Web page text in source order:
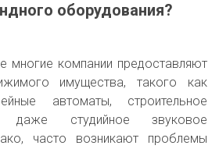
оборудования?
многие компании предоставляют
имущества, такого как
автоматы, строительное
даже студийное звуковое
часто возникают проблемы